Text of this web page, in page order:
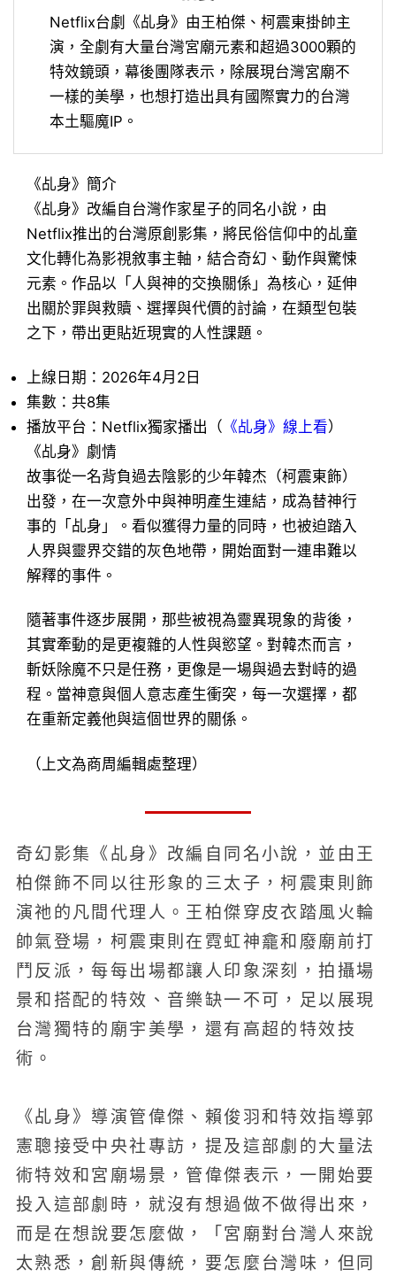
Netflix台劇《乩身》由王柏傑、柯震東掛帥主
演，全劇有大量台灣宮廟元素和超過3000顆的
特效鏡頭，幕後團隊表示，除展現台灣宮廟不
一樣的美學，也想打造出具有國際實力的台灣
本土驅魔IP。
《乩身》簡介
《乩身》改編自台灣作家星子的同名小說，由
Netflix推出的台灣原創影集，將民俗信仰中的乩童
文化轉化為影視敘事主軸，結合奇幻、動作與驚悚
元素。作品以「人與神的交換關係」為核心，延伸
出關於罪與救贖、選擇與代價的討論，在類型包裝
之下，帶出更貼近現實的人性課題。
上線日期：2026年4月2日
集數：共8集
播放平台：Netflix獨家播出（ 《乩身》線上看）
《乩身》劇情
故事從一名背負過去陰影的少年韓杰（柯震東飾）
出發，在一次意外中與神明產生連結，成為替神行
事的「乩身」。看似獲得力量的同時，也被迫踏入
人界與靈界交錯的灰色地帶，開始面對一連串難以
解釋的事件。
隨著事件逐步展開，那些被視為靈異現象的背後，
其實牽動的是更複雜的人性與慾望。對韓杰而言，
斬妖除魔不只是任務，更像是一場與過去對峙的過
程。當神意與個人意志產生衝突，每一次選擇，都
在重新定義他與這個世界的關係。
（上文為商周編輯處整理）
奇幻影集《乩身》改編自同名小說，並由王
柏傑飾不同以往形象的三太子，柯震東則飾
演祂的凡間代理人。王柏傑穿皮衣踏風火輪
帥氣登場，柯震東則在霓虹神龕和廢廟前打
鬥反派，每每出場都讓人印象深刻，拍攝場
景和搭配的特效、音樂缺一不可，足以展現
台灣獨特的廟宇美學，還有高超的特效技
術。
《乩身》導演管偉傑、賴俊羽和特效指導郭
憲聰接受中央社專訪，提及這部劇的大量法
術特效和宮廟場景，管偉傑表示，一開始要
投入這部劇時，就沒有想過做不做得出來，
而是在想說要怎麼做，「宮廟對台灣人來說
太熟悉，創新與傳統，要怎麼台灣味，但同